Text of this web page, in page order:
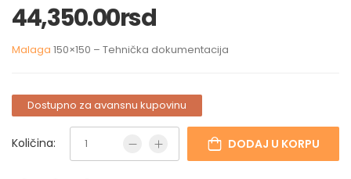
44,350.00rsd
Malaga 150×150 – Tehnička dokumentacija
Dostupno za avansnu kupovinu
Količina: DODAJ U KORPU